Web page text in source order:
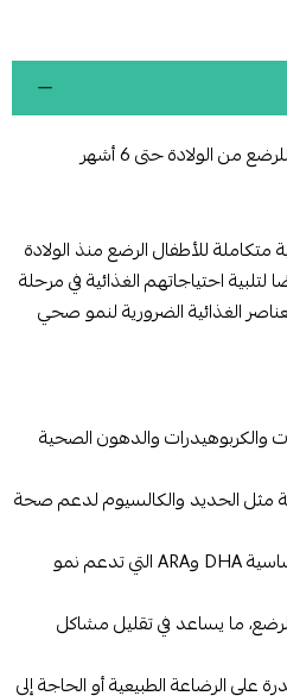
غذائية متكاملة للأطفال الرضع منذ الولادة
لتلبية احتياجاتهم الغذائية في مرحلة
الغذائية الضرورية لنمو صحي
والكربوهيدرات والدهون الصحية
مثل الحديد والكالسيوم لدعم صحة
يحتوي على الأحماض الدهنية الأساسية DHA وARA التي تدعم نمو
ما يساعد في تقليل مشاكل
على الرضاعة الطبيعية أو الحاجة إلى